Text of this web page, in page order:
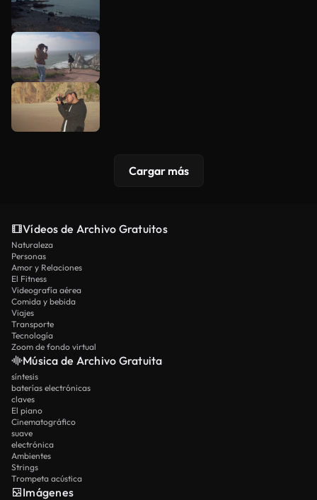
Cargar más
Vídeos de Archivo Gratuitos
Naturaleza
Personas
Amor y Relaciones
El Fitness
Videografía aérea
Comida y bebida
Viajes
Transporte
Tecnología
Zoom de fondo virtual
Música de Archivo Gratuita
síntesis
baterías electrónicas
claves
El piano
Cinematográfico
suave
electrónica
Ambientes
Strings
Trompeta acústica
Imágenes